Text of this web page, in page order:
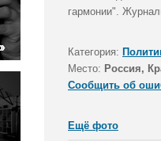
гармонии".
Категория:
Место: Россия,
Сообщить об
Ещё фото